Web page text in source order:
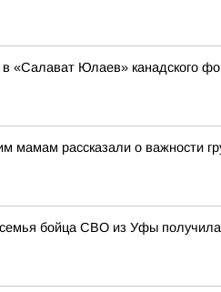
«Салават Юлаев» канадского
мамам рассказали о важности
бойца СВО из Уфы